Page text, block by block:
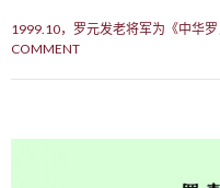
1999.10，罗元发老将军为《中华
COMMENT